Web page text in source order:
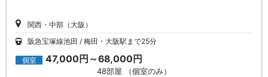
関西・中部（大阪）
阪急宝塚線池田
梅田・大阪駅まで25分
個室 47,000円～68,000円
48部屋 （個室のみ）